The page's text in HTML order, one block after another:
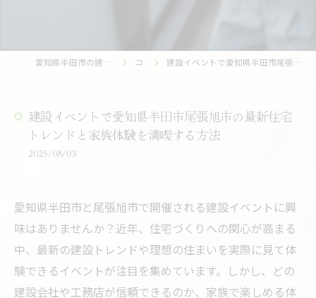
愛知県半田市の建設の求人なら榊原工事株式会社 コラム 建設イベントで愛知県半田市尾張旭市の最新住宅トレンドと家族体験を満喫する方法
建設イベントで愛知県半田市尾張旭市の最新住宅
トレンドと家族体験を満喫する方法
2025/08/03
愛知県半田市と尾張旭市で開催される建設イベントに興
味はありませんか？近年、住宅づくりへの関心が高まる
中、最新の建設トレンドや理想の住まいを実際に見て体
験できるイベントが注目を集めています。しかし、どの
建設会社や工務店が信頼できるのか、家族で楽しめる体